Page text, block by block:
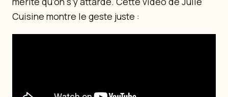
Cuisine montre le geste juste :